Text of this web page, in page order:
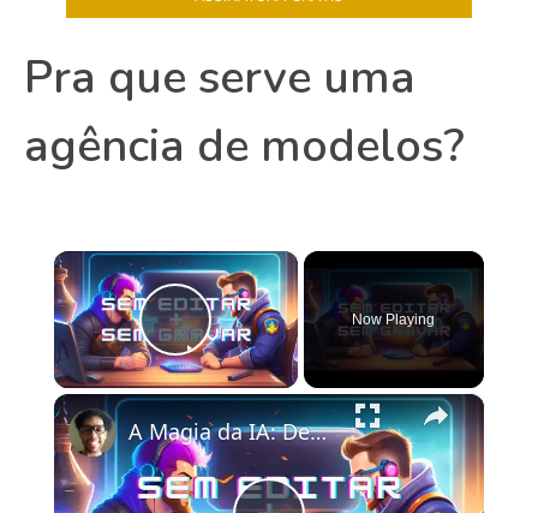
Pra que serve uma
agência de modelos?
×
Play Video
Now Playing
×
A Magia da IA: Descubra como Criar Vídeos Surpreendentes com Chat GPT e InVideo!